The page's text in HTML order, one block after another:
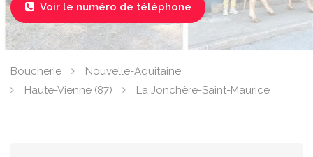
 Voir le numéro de téléphone
Boucherie
Nouvelle-Aquitaine
Haute-Vienne (87)
La Jonchère-Saint-Maurice